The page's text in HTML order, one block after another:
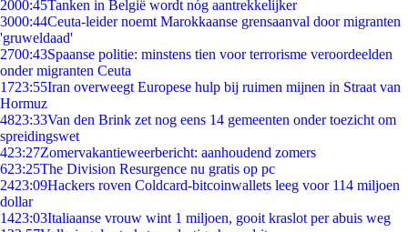
2000:45Tanken in België wordt nóg aantrekkelijker
3000:44Ceuta-leider noemt Marokkaanse grensaanval door migranten
'gruweldaad'
2700:43Spaanse politie: minstens tien voor terrorisme veroordeelden
onder migranten Ceuta
1723:55Iran overweegt Europese hulp bij ruimen mijnen in Straat van
Hormuz
4823:33Van den Brink zet nog eens 14 gemeenten onder toezicht om
spreidingswet
423:27Zomervakantieweerbericht: aanhoudend zomers
623:25The Division Resurgence nu gratis op pc
2423:09Hackers roven Coldcard-bitcoinwallets leeg voor 114 miljoen
dollar
1423:03Italiaanse vrouw wint 1 miljoen, gooit kraslot per abuis weg